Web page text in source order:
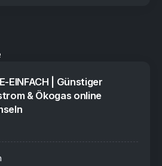
EINFACH | Günstiger
& Ökogas online